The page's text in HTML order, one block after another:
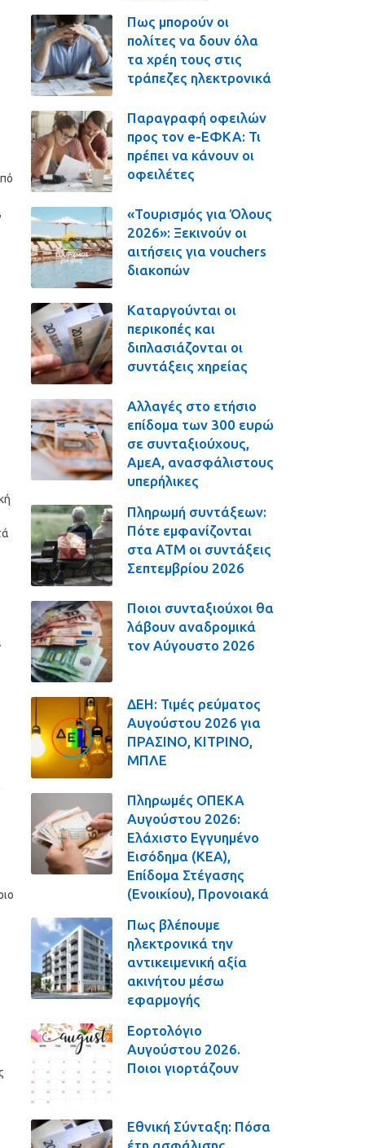
Πως μπορούν οι
πολίτες να δουν όλα
τα χρέη τους στις
τράπεζες ηλεκτρονικά
Παραγραφή οφειλών
προς τον e-ΕΦΚΑ: Τι
πρέπει να κάνουν οι
οφειλέτες
«Τουρισμός για Όλους
2026»: Ξεκινούν οι
αιτήσεις για vouchers
διακοπών
Καταργούνται οι
περικοπές και
διπλασιάζονται οι
συντάξεις χηρείας
Αλλαγές στο ετήσιο
επίδομα των 300 ευρώ
σε συνταξιούχους,
ΑμεΑ, ανασφάλιστους
υπερήλικες
Πληρωμή συντάξεων:
Πότε εμφανίζονται
στα ΑΤΜ οι συντάξεις
Σεπτεμβρίου 2026
Ποιοι συνταξιούχοι θα
λάβουν αναδρομικά
τον Αύγουστο 2026
ΔΕΗ: Τιμές ρεύματος
Αυγούστου 2026 για
ΠΡΑΣΙΝΟ, ΚΙΤΡΙΝΟ,
ΜΠΛΕ
Πληρωμές ΟΠΕΚΑ
Αυγούστου 2026:
Ελάχιστο Εγγυημένο
Εισόδημα (ΚΕΑ),
Επίδομα Στέγασης
(Ενοικίου), Προνοιακά
Πως βλέπουμε
ηλεκτρονικά την
αντικειμενική αξία
ακινήτου μέσω
εφαρμογής
Εορτολόγιο
Αυγούστου 2026.
Ποιοι γιορτάζουν
Εθνική Σύνταξη: Πόσα